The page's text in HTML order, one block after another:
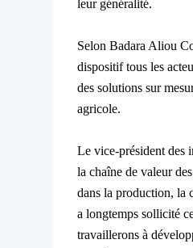
leur généralité.
Selon Badara Aliou
dispositif tous les
des solutions sur
agricole.
Le vice-président des
la chaîne de valeur
dans la production, la
a longtemps sollicité
travaillerons à